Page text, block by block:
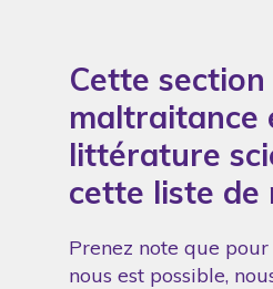
Cette
maltraitance
littérature
cette liste de
Prenez note que
nous est possible,